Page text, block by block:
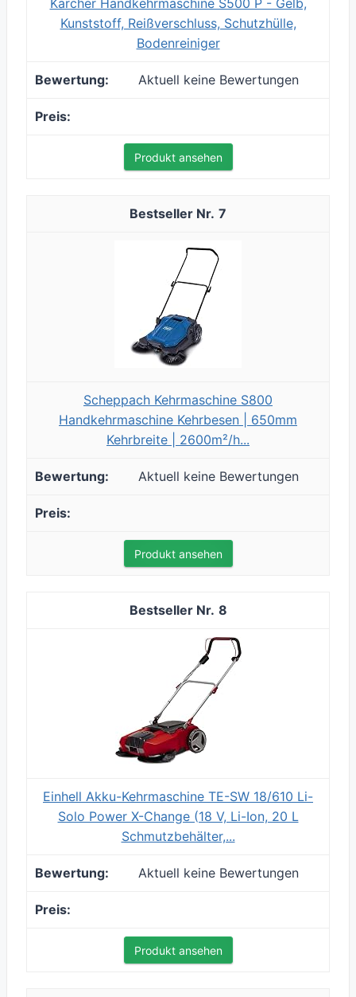
Kärcher Handkehrmaschine S500 P - Gelb,
Kunststoff, Reißverschluss, Schutzhülle,
Bodenreiniger
Aktuell keine Bewertungen
Produkt ansehen
7
Scheppach Kehrmaschine S800
Handkehrmaschine Kehrbesen | 650mm
Kehrbreite | 2600m²/h...
Aktuell keine Bewertungen
Produkt ansehen
8
Einhell Akku-Kehrmaschine TE-SW 18/610 Li-
Solo Power X-Change (18 V, Li-Ion, 20 L
Schmutzbehälter,...
Aktuell keine Bewertungen
Produkt ansehen